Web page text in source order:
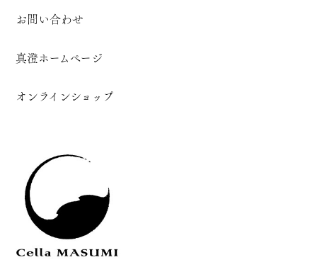
お問い合わせ
真澄ホームページ
オンラインショップ